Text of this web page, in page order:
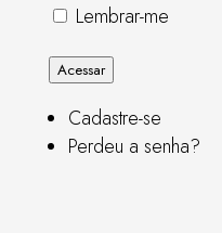
Lembrar-me
Acessar
Cadastre-se
Perdeu a senha?